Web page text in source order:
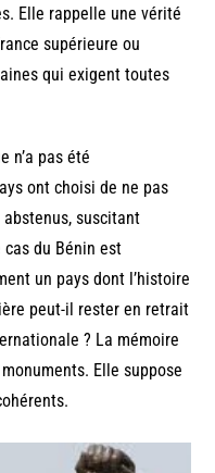
Elle rappelle une vérité
supérieure ou
qui exigent toutes
n’a pas été
ont choisi de ne pas
suscitant
du Bénin est
un pays dont l’histoire
peut-il rester en retrait
? La mémoire
Elle suppose